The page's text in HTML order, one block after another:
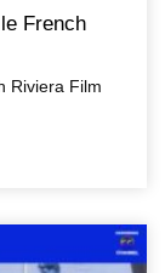
French
Riviera Film